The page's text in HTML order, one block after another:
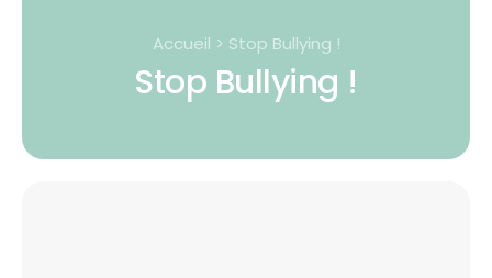
Accueil > Stop Bullying !
Stop Bullying !